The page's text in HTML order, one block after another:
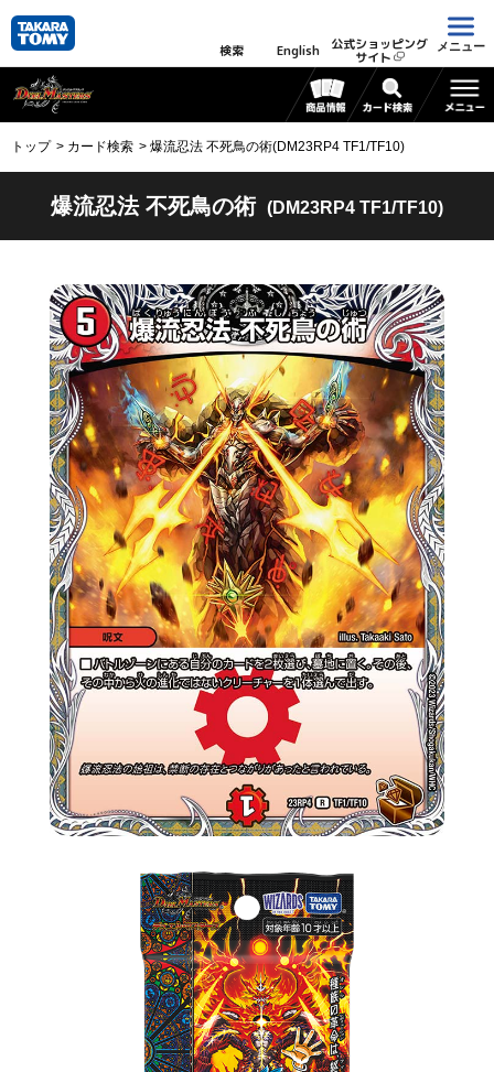
検索 English 公式ショッピング
サイト
メニュー
トップ カード検索 爆流忍法 不死鳥の術(DM23RP4 TF1/TF10)
爆流忍法 不死鳥の術 (DM23RP4 TF1/TF10)